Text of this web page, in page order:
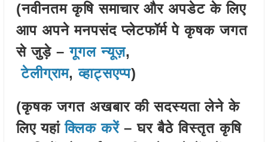
(नवीनतम कृषि समाचार और अपडेट के लिए
आप अपने मनपसंद प्लेटफॉर्म पे कृषक जगत
से जुड़े – गूगल न्यूज़,
टेलीग्राम,व्हाट्सएप्प)
(कृषक जगत अखबार की सदस्यता लेने के
लिए यहांक्लिक करें– घर बैठे विस्तृत कृषि